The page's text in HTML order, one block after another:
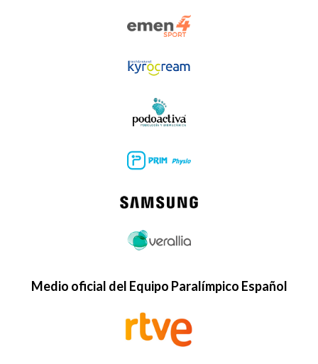
Medio oficial del Equipo Paralímpico Español